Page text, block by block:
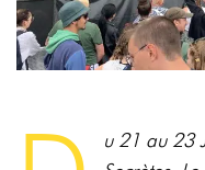
u 21 au 23